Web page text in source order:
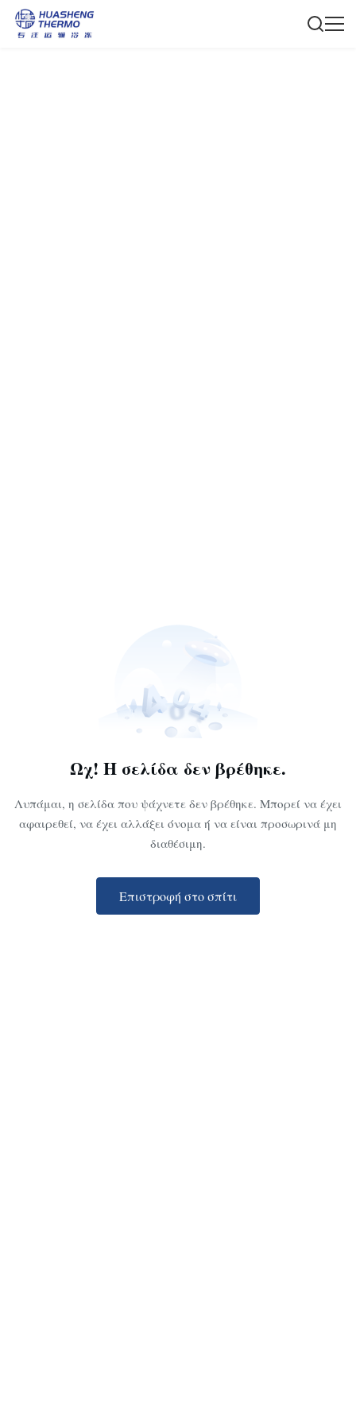
Ωχ! Η σελίδα δεν βρέθηκε.
Λυπάμαι, η σελίδα που ψάχνετε δεν βρέθηκε. Μπορεί να έχει
αφαιρεθεί, να έχει αλλάξει όνομα ή να είναι προσωρινά μη
διαθέσιμη.
Επιστροφή στο σπίτι